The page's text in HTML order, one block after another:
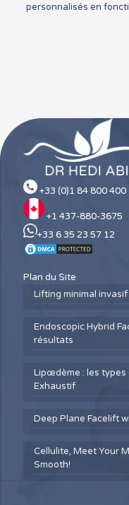
personnalisés en
+33 (0)1 84 800 400
+1 437-880-3675
+33 6 35 23 57 12
Plan du Site
Lifting minimal
Endoscopic Hybrid
résultats
Lipœdème : les types
Exhaustif
Deep Plane Facelift
Cellulite, Meet Your
Smooth!